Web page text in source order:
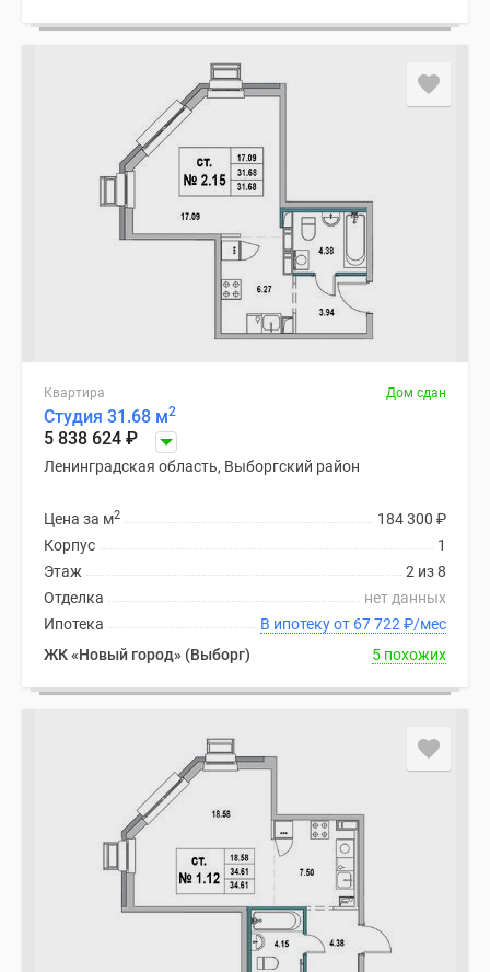
Квартира Дом сдан
Студия 31.68 м2
5 838 624 ₽
Ленинградская область, Выборгский район
184 300 ₽
Цена за м2
1
Корпус
2 из 8
Этаж
нет данных
Отделка
В ипотеку от 67 722 ₽/мес
Ипотека
ЖК «Новый город» (Выборг)
5 похожих